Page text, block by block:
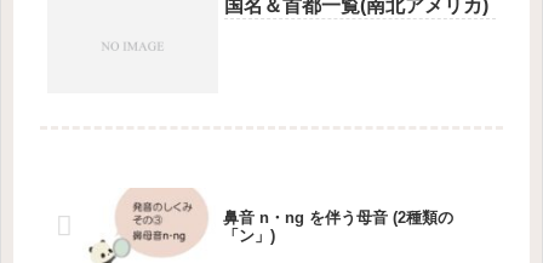
国名＆首都一覧(南北アメリカ)
鼻音 n・ng を伴う母音 (2種類の
「ン」)